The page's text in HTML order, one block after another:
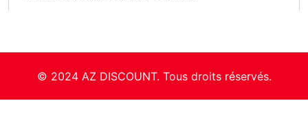
© 2024 AZ DISCOUNT. Tous droits réservés.